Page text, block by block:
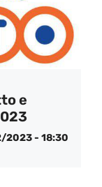
e
2023 - 18:30